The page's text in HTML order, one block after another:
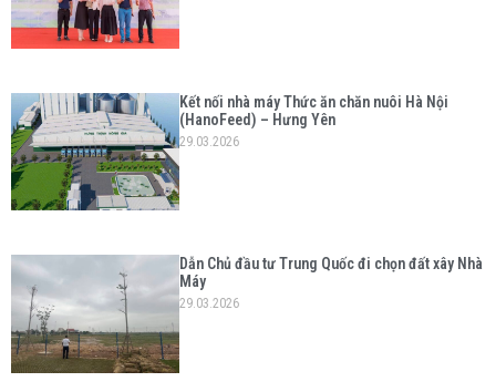
Kết nối nhà máy Thức ăn chăn nuôi Hà Nội
(HanoFeed) – Hưng Yên
29.03.2026
Dẫn Chủ đầu tư Trung Quốc đi chọn đất xây Nhà
Máy
29.03.2026